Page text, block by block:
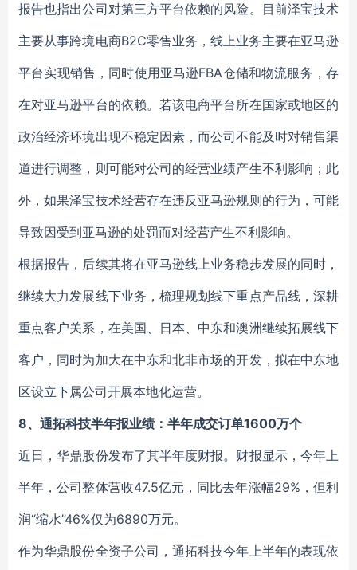
报告也指出公司对第三方平台依赖的风险。目前泽宝技术
主要从事跨境电商B2C零售业务，线上业务主要在亚马逊
平台实现销售，同时使用亚马逊FBA仓储和物流服务，存
在对亚马逊平台的依赖。若该电商平台所在国家或地区的
政治经济环境出现不稳定因素，而公司不能及时对销售渠
道进行调整，则可能对公司的经营业绩产生不利影响；此
外，如果泽宝技术经营存在违反亚马逊规则的行为，可能
导致因受到亚马逊的处罚而对经营产生不利影响。
根据报告，后续其将在亚马逊线上业务稳步发展的同时，
继续大力发展线下业务，梳理规划线下重点产品线，深耕
重点客户关系，在美国、日本、中东和澳洲继续拓展线下
客户，同时为加大在中东和北非市场的开发，拟在中东地
区设立下属公司开展本地化运营。
8、通拓科技半年报业绩：半年成交订单1600万个
近日，华鼎股份发布了其半年度财报。财报显示，今年上
半年，公司整体营收47.5亿元，同比去年涨幅29%，但利
润“缩水”46%仅为6890万元。
作为华鼎股份全资子公司，通拓科技今年上半年的表现依